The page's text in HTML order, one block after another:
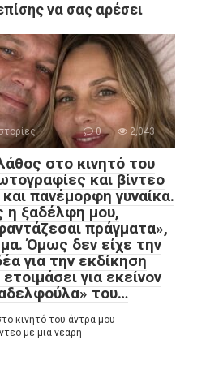
να σας αρέσει
0 2,043
στο κινητό του
και βίντεο
πανέμορφη γυναίκα.
η ξαδέλφη μου,
πράγματα»,
Όμως δεν είχε την
για την εκδίκηση
για εκείνον
του…
κινητό του άντρα μου
με μια νεαρή